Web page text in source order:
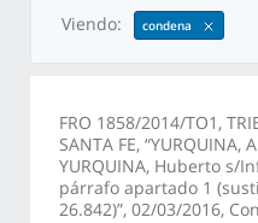
Viendo: condena
FRO 1858/2014/TO1,
SANTA FE,
YURQUINA, Huberto s/
párrafo apartado 1
26.842)”, 02/03/2016,